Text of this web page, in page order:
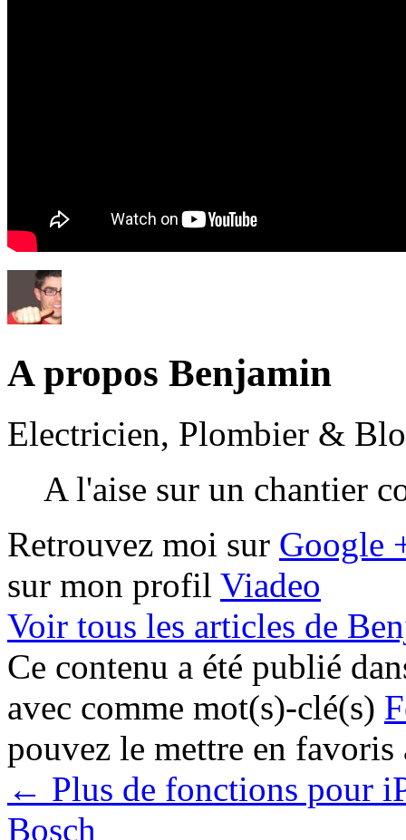
A propos Benjamin
Electricien, Plombier &
A l'aise sur un chantier
Retrouvez moi sur Google
sur mon profil Viadeo
Voir tous les articles de
Ce contenu a été publié
avec comme mot(s)-clé(s)
pouvez le mettre en
← Plus de fonctions pour
Bosch